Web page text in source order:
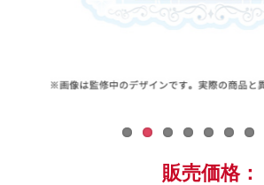
販売価格：